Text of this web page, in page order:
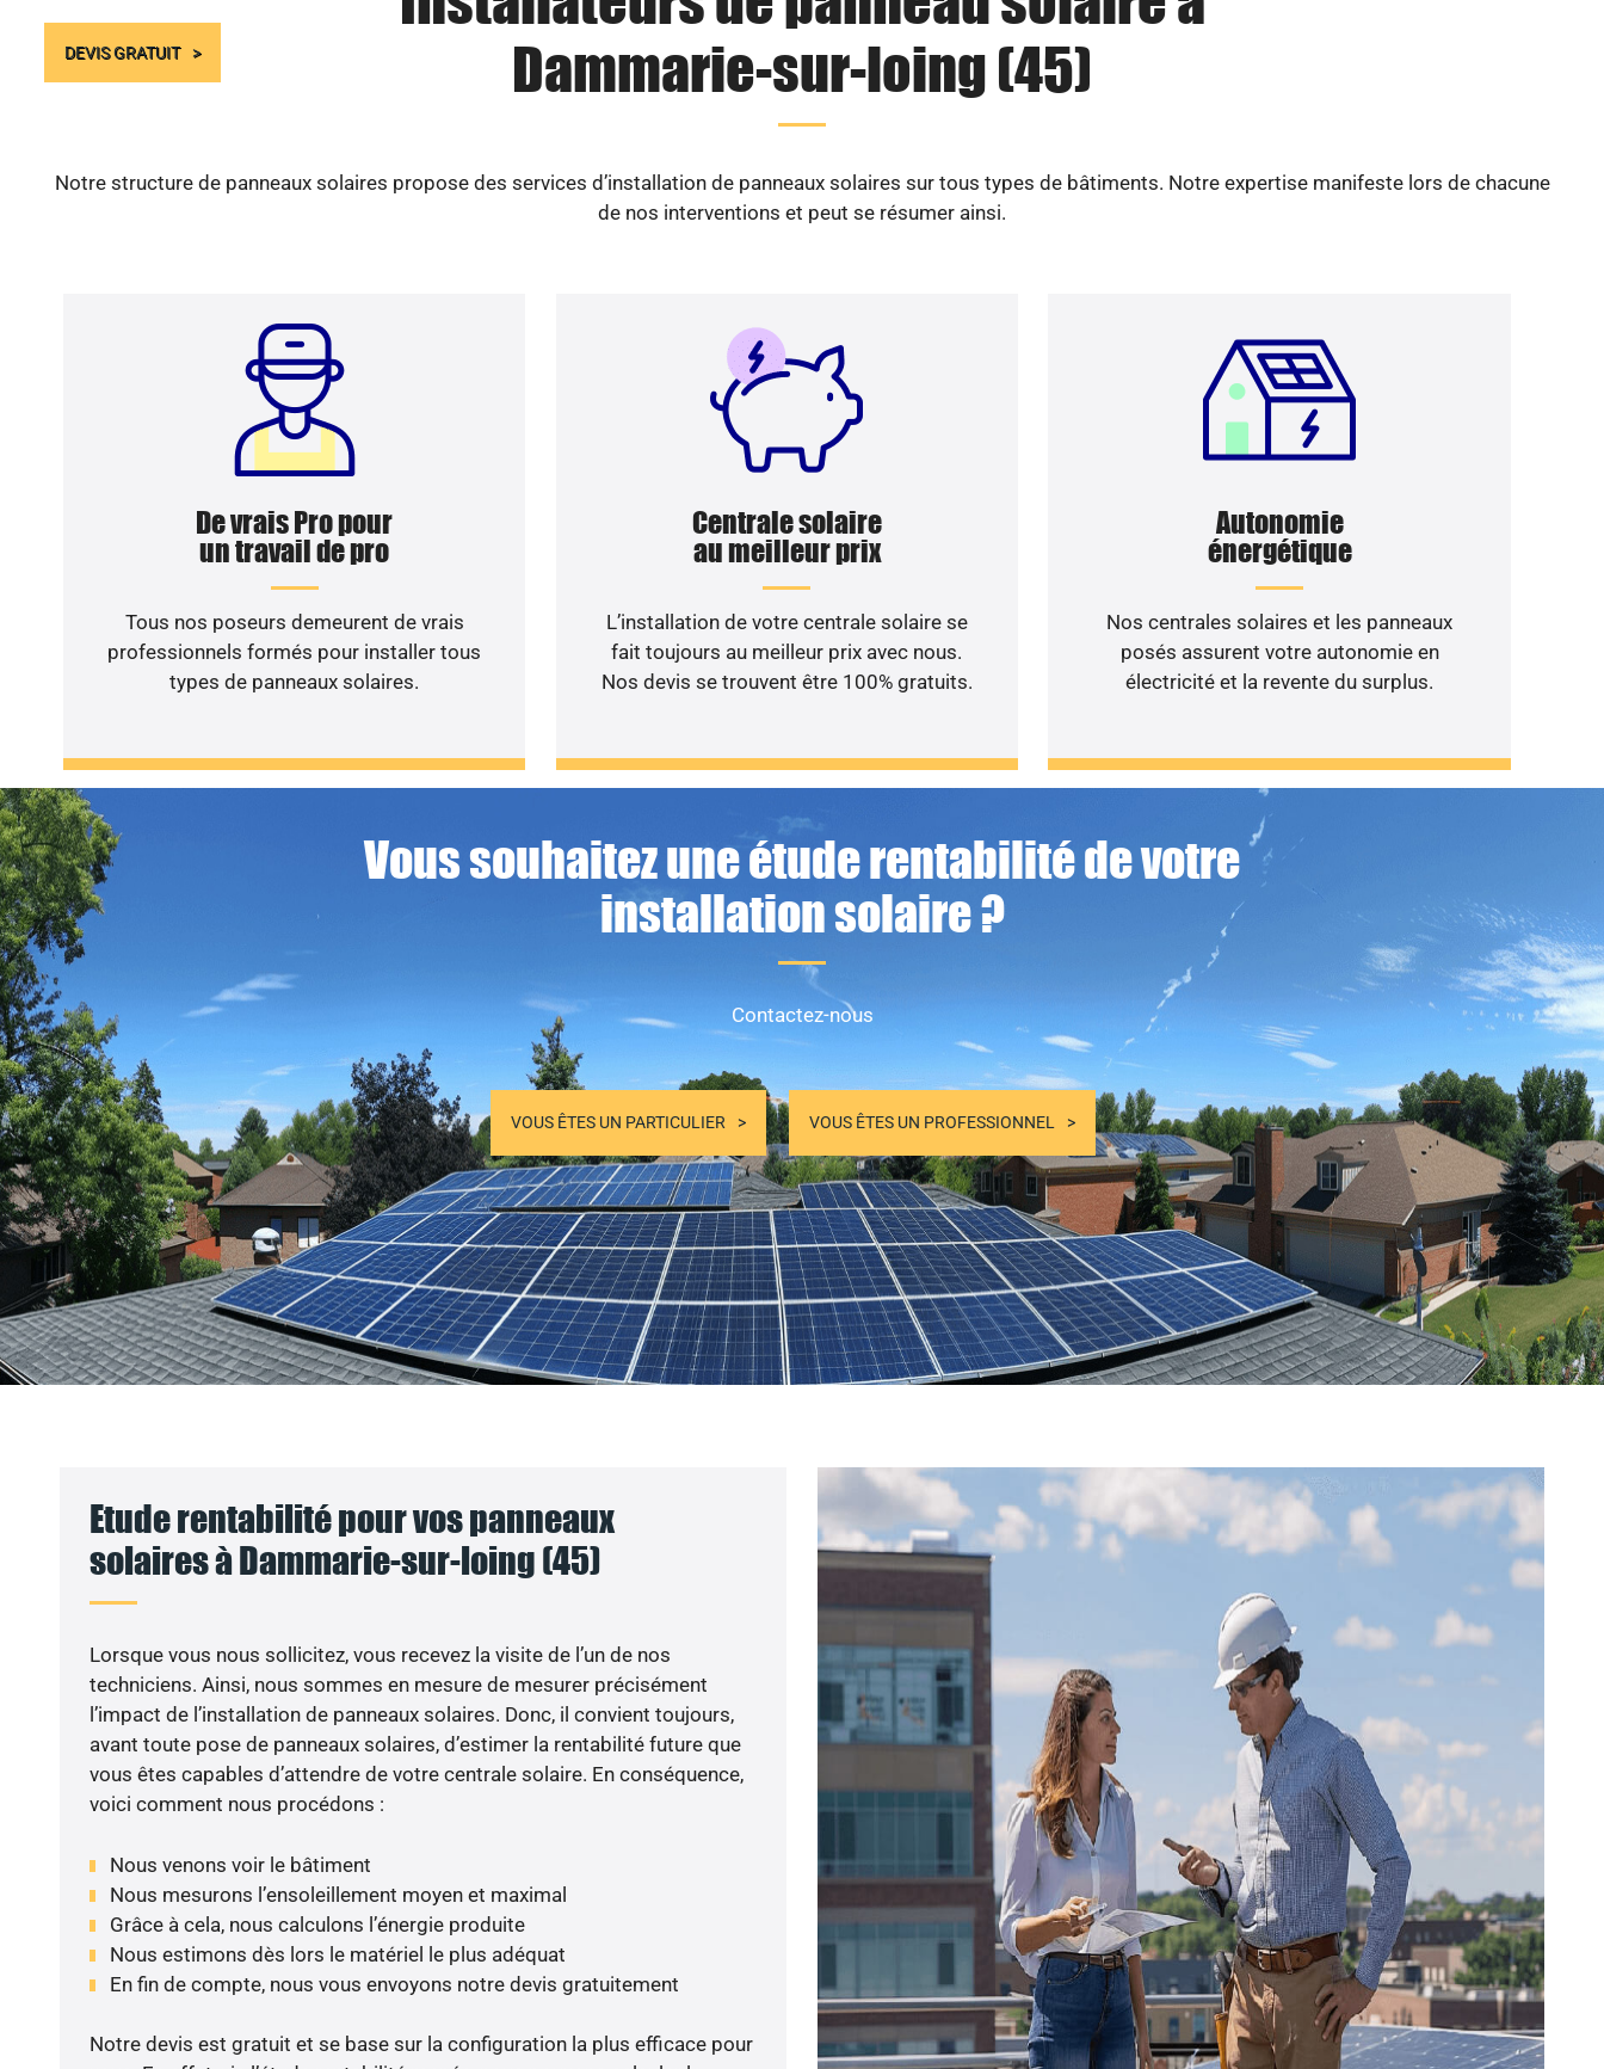
DEVIS GRATUIT
Dammarie-sur-loing (45)
Notre structure de panneaux solaires propose des services d’installation de panneaux solaires sur tous types de bâtiments. Notre expertise manifeste lors de chacune
de nos interventions et peut se résumer ainsi.
De vrais Pro pour
un travail de pro
Tous nos poseurs demeurent de vrais
professionnels formés pour installer tous
types de panneaux solaires.
Centrale solaire
au meilleur prix
L’installation de votre centrale solaire se
fait toujours au meilleur prix avec nous.
Nos devis se trouvent être 100% gratuits.
Autonomie
énergétique
Nos centrales solaires et les panneaux
posés assurent votre autonomie en
électricité et la revente du surplus.
Vous souhaitez une étude rentabilité de votre
installation solaire ?
Contactez-nous
VOUS ÊTES UN PARTICULIER VOUS ÊTES UN PROFESSIONNEL
Etude rentabilité pour vos panneaux
solaires à Dammarie-sur-loing (45)
Lorsque vous nous sollicitez, vous recevez la visite de l’un de nos
techniciens. Ainsi, nous sommes en mesure de mesurer précisément
l’impact de l’installation de panneaux solaires. Donc, il convient toujours,
avant toute pose de panneaux solaires, d’estimer la rentabilité future que
vous êtes capables d’attendre de votre centrale solaire. En conséquence,
voici comment nous procédons :
Nous venons voir le bâtiment
Nous mesurons l’ensoleillement moyen et maximal
Grâce à cela, nous calculons l’énergie produite
Nous estimons dès lors le matériel le plus adéquat
En fin de compte, nous vous envoyons notre devis gratuitement
Notre devis est gratuit et se base sur la configuration la plus efficace pour